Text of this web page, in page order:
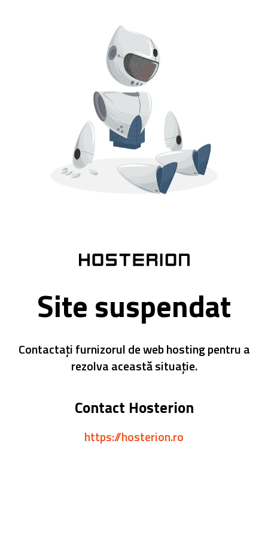
Site suspendat
Contactați furnizorul de web hosting pentru a
rezolva această situație.
Contact Hosterion
https://hosterion.ro